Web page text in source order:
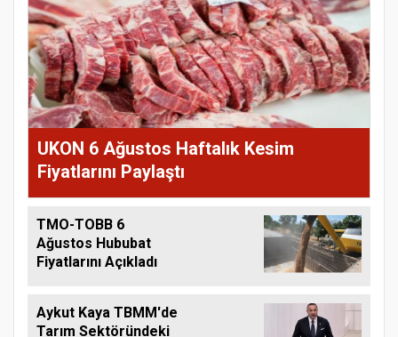
UKON 6 Ağustos Haftalık Kesim
Fiyatlarını Paylaştı
TMO-TOBB 6
Ağustos Hububat
Fiyatlarını Açıkladı
Aykut Kaya TBMM'de
Tarım Sektöründeki